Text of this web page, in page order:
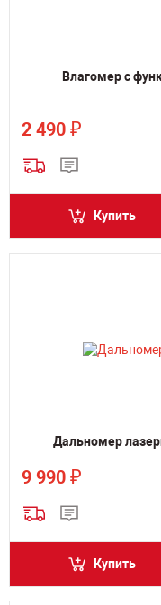
Влагомер с
2 490 ₽
Купить
Дальномер
9 990 ₽
Купить